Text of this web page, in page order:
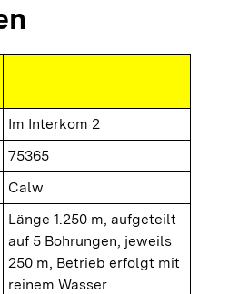
Im Interkom 2
75365
Calw
Länge 1.250 m, aufgeteilt
auf 5 Bohrungen, jeweils
250 m, Betrieb erfolgt mit
reinem Wasser